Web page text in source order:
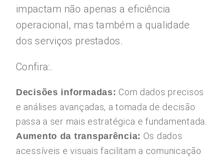
impactam não apenas a eficiência
operacional, mas também a qualidade
dos serviços prestados.
Confira:.
Decisões informadas: Com dados precisos
e análises avançadas, a tomada de decisão
passa a ser mais estratégica e fundamentada.
Aumento da transparência: Os dados
acessíveis e visuais facilitam a comunicação